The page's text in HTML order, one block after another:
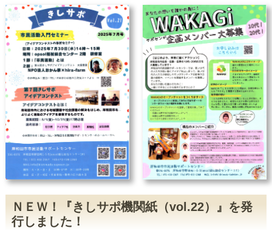
のコツ！」が開催されました。
2023/2/1
【動画】第7回目 NPO法人CAPい
ずみ－暴力防止・人権ネット『岸和
田をもっといいまちに』
2023/1/24
天然エッセンシャルで芳香美容♪アロ
マ香る無添加リップ作り～つながる
広場～開催しました！
2022/12/1
写真展『自然の宝石トンボたち』～
つながる広場～ 開催されました！
2022/11/25
【５分で活動PR！】を配信しまし
た！
2022/11/24
写真展「自然の宝石トンボたち」開
催中（11/24～26）
2022/11/17
「花と光のオープンカフェ」参加し
ました♪
2022/10/15
【受賞団体決定】第4回きしサポアイ
2022/9/30
きしサポラジオ【インタビュー番組
vol.23～27】を配信しました！
2022/9/27
ＮＥＷ！『きしサポ機関紙（vol.22）』を発
行しました！